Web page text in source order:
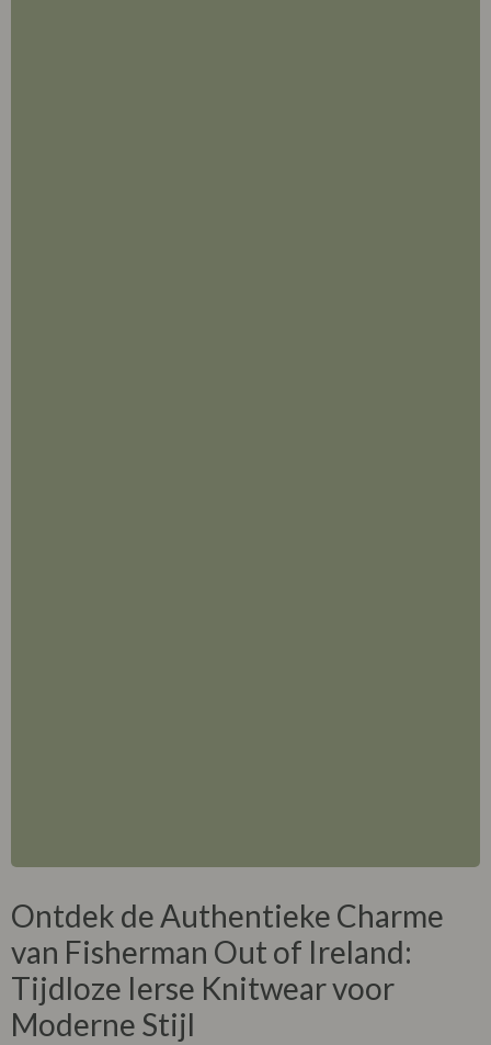
Ontdek de Authentieke Charme
van Fisherman Out of Ireland:
Tijdloze Ierse Knitwear voor
Moderne Stijl